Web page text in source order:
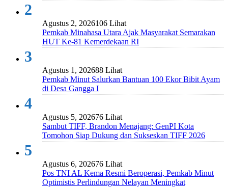
2
Agustus 2, 2026106 Lihat
Pemkab Minahasa Utara Ajak Masyarakat Semarakan
HUT Ke-81 Kemerdekaan RI
3
Agustus 1, 202688 Lihat
Pemkab Minut Salurkan Bantuan 100 Ekor Bibit Ayam
di Desa Gangga I
4
Agustus 5, 202676 Lihat
Sambut TIFF, Brandon Menajang: ​GenPI Kota
Tomohon Siap Dukung dan Sukseskan TIFF 2026
5
Agustus 6, 202676 Lihat
Pos TNI AL Kema Resmi Beroperasi, Pemkab Minut
Optimistis Perlindungan Nelayan Meningkat